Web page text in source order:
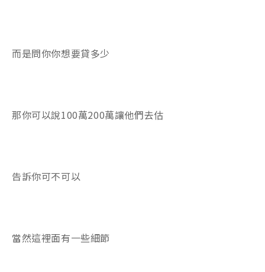
而是問你你想要貸多少
那你可以說100萬200萬讓他們去估
告訴你可不可以
當然這裡面有一些細節